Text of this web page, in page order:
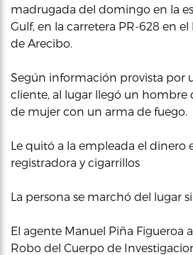
madrugada del domingo en la
Gulf, en la carretera PR-628 en
de Arecibo.
Según información provista por
cliente, al lugar llegó un hombre
de mujer con un arma de fuego.
Le quitó a la empleada el dinero
registradora y cigarrillos
La persona se marchó del lugar
El agente Manuel Piña Figueroa
Robo del Cuerpo de